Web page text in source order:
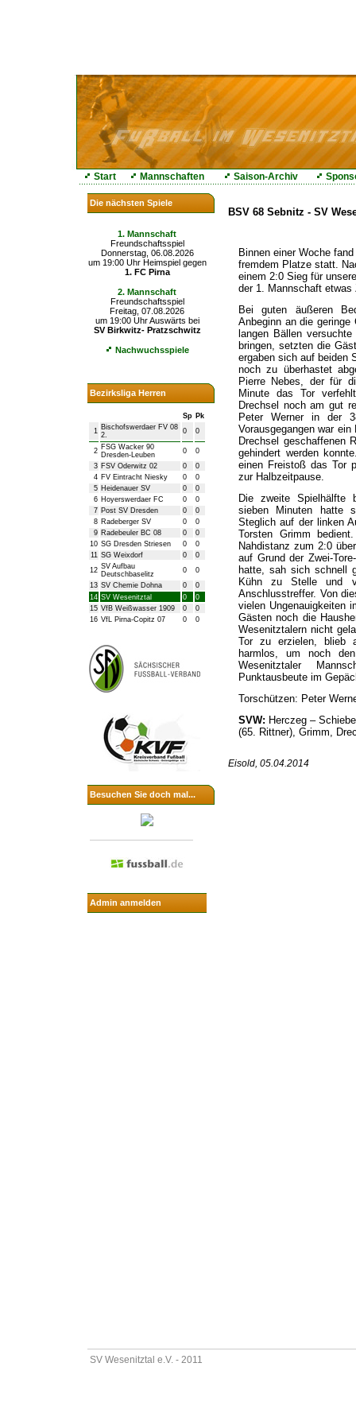
Start Mannschaften Saison-Archiv
Die nächsten Spiele
1. Mannschaft
Freundschaftsspiel
Donnerstag, 06.08.2026
um 19:00 Uhr Heimspiel gegen
1. FC Pirna
2. Mannschaft
Freundschaftsspiel
Freitag, 07.08.2026
um 19:00 Uhr Auswärts bei
SV Birkwitz- Pratzschwitz
Nachwuchsspiele
Bezirksliga Herren
Sp Pk
1 Bischofswerdaer FV 08
2.
0 0
2 FSG Wacker 90
Dresden-Leuben
0
0
3 FSV Oderwitz 02 0
0
4 FV Eintracht Niesky 0
0
5 Heidenauer SV 0
0
6 Hoyerswerdaer FC 0
0
7 Post SV Dresden 0
0
8 Radeberger SV 0
0
9 Radebeuler BC 08 0
0
10 SG Dresden Striesen 0
0
11 SG Weixdorf 0
0
12 SV Aufbau
Deutschbaselitz
0
0
13 SV Chemie Dohna 0
0
14 SV Wesenitztal 0
0
15 VfB Weißwasser 1909 0
0
16 VfL Pirna-Copitz 07 0 0
Besuchen Sie doch mal...
Admin anmelden
BSV 68 Sebnitz - SV
Binnen einer Woche
fremdem Platze statt.
einem 2:0 Sieg für
der 1. Mannschaft
Bei guten äußeren
Anbeginn an die
langen Bällen
bringen, setzten die
ergaben sich auf beiden
noch zu überhastet
Pierre Nebes, der für
Minute das Tor
Drechsel noch am gut
Peter Werner in der
Vorausgegangen war
Drechsel geschaffenen
gehindert werden
einen Freistoß das Tor
zur Halbzeitpause.
Die zweite Spielhälfte
sieben Minuten hatte
Steglich auf der linken
Torsten Grimm
Nahdistanz zum 2:0
auf Grund der Zwei-
hatte, sah sich schnell
Kühn zu Stelle und
Anschlusstreffer. Von
vielen Ungenauigkeiten
Gästen noch die
Wesenitztalern nicht
Tor zu erzielen, blieb
harmlos, um noch
Wesenitztaler
Punktausbeute im
Torschützen: Peter
SVW: Herczeg –
(65. Rittner), Grimm,
Eisold, 05.04.2014
SV Wesenitztal e.V. - 2011